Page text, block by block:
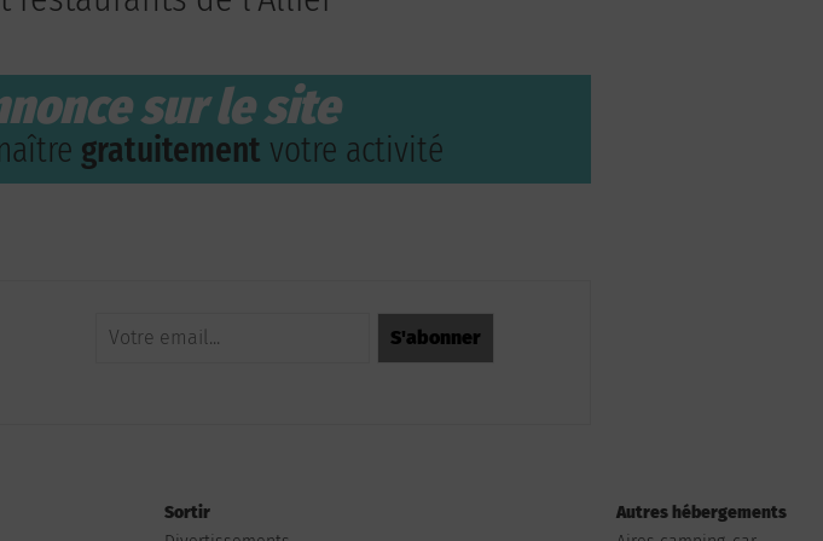
sur le site
gratuitement votre activité
Sortir
Autres hébergements